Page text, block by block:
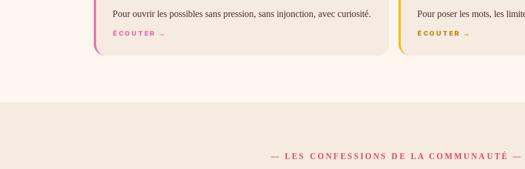
Pour ouvrir les possibles sans pression, sans injonction, avec curiosité.
ÉCOUTER →
Pour poser les mots, les
ÉCOUTER →
— LES CONFESSIONS DE LA COMMUNAUTÉ —